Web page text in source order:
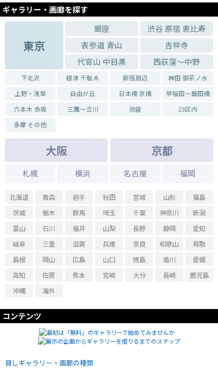
ギャラリー・画廊を探す
東京
銀座
渋谷 原宿 恵比寿
表参道 青山
吉祥寺
代官山 中目黒
西荻窪～中野
下北沢 根津 千駄木 新宿周辺
神田 御茶ノ水
上野・浅草
自由が丘 日本橋 京橋
早稲田～飯田橋
六本木 赤坂
三鷹～立川 池袋
23区内
多摩 その他
大阪 京都
札幌 横浜 名古屋 福岡
北海道 青森 岩手 秋田 宮城 山形
福島
茨城
栃木 群馬 埼玉 千葉 神奈川
新潟
富山
石川 福井 山梨 長野 静岡
愛知
岐阜
三重 滋賀 兵庫 奈良 和歌山
鳥取
島根
岡山 広島 山口 徳島 香川
愛媛
高知
佐賀 熊本 宮崎 大分 長崎
鹿児島
沖縄
海外
コンテンツ
貸しギャラリー・画廊の種類